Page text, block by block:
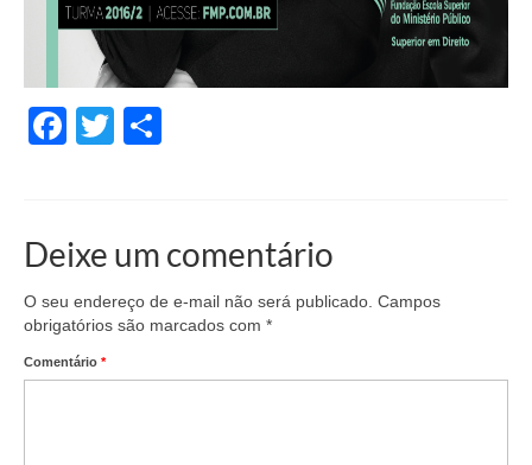
Facebook
Twitter
Deixe um comentário
O seu endereço de e-mail não será publicado. Campos
obrigatórios são marcados com *
Comentário *